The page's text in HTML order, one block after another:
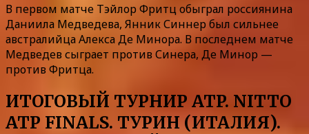
В первом матче Тэйлор Фритц обыграл россиянина
Даниила Медведева, Янник Синнер был сильнее
австралийца Алекса Де Минора. В последнем матче
Медведев сыграет против Синера, Де Минор —
против Фритца.
ИТОГОВЫЙ ТУРНИР ATP. NITTO
ATP FINALS. ТУРИН (ИТАЛИЯ).